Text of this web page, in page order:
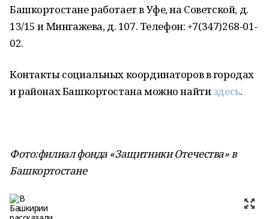
Башкортостане работает в Уфе, на Советской, д.
13/15 и Мингажева, д. 107. Телефон: +7(347)268-01-
02.
Контакты социальных координаторов в городах
и районах Башкортостана можно найтиздесь.
Фото:филиал фонда «Защитники Отечества» в
Башкортостане